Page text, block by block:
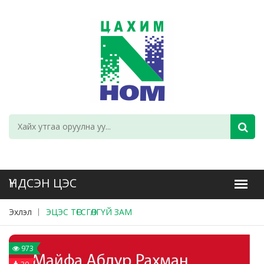
Эхлэл ЭЦЭС ТӨГСГӨЛГҮЙ ЗАМ
973